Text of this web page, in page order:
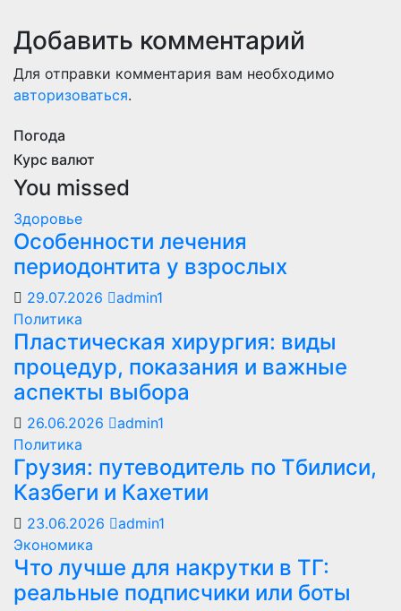
Добавить комментарий
Для отправки комментария вам необходимо
авторизоваться.
Погода
Курс валют
You missed
Здоровье
Особенности лечения
периодонтита у взрослых
29.07.2026
admin1
Политика
Пластическая хирургия: виды
процедур, показания и важные
аспекты выбора
26.06.2026
admin1
Политика
Грузия: путеводитель по Тбилиси,
Казбеги и Кахетии
23.06.2026
admin1
Экономика
Что лучше для накрутки в ТГ:
реальные подписчики или боты